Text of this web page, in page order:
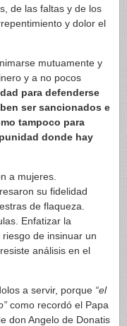
de las faltas y de los
y dolor el
mutuamente y
y a no pocos
para defenderse
ser sancionados e
tampoco para
donde hay
a mujeres.
su fidelidad
de flaqueza.
Enfatizar la
de insinuar un
análisis en el
a servir, porque “el
como recordó el Papa
don Angelo de Donatis